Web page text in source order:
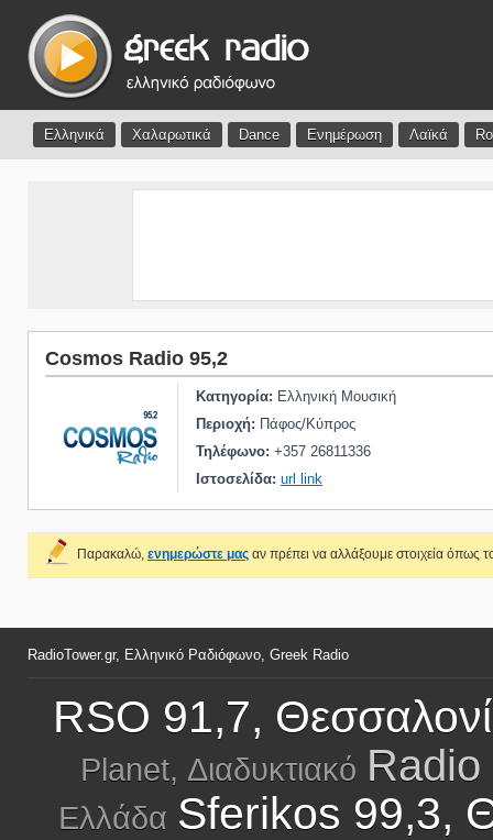
Ελληνικά Χαλαρωτικά Dance Ενημέρωση Λαϊκά
Cosmos Radio 95,2
Κατηγορία: Ελληνική Μουσική
Περιοχή: Πάφος/Κύπρος
Τηλέφωνο: +357 26811336
Ιστοσελίδα: url link
Παρακαλώ, ενημερώστε μας αν πρέπει να αλλάξουμε στοιχεία όπως
RadioTower.gr, Ελληνικό Ραδιόφωνο, Greek Radio
RSO 91,7,
Planet, Διαδυκτιακό Radio
Ελλάδα Sferikos 99,3,